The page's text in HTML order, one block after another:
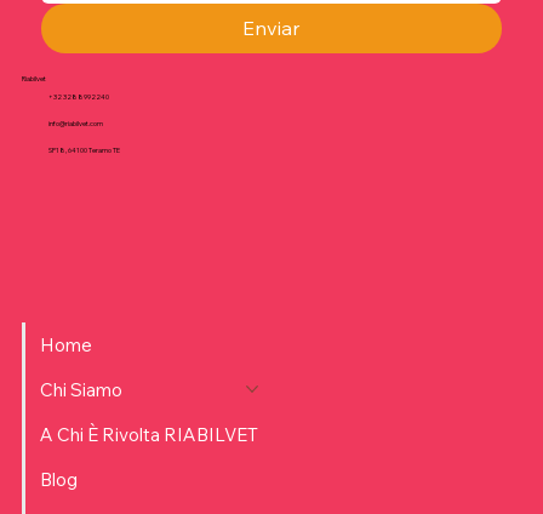
Enviar
Home
Chi Siamo
A Chi È Rivolta RIABILVET
Blog
Riabilvet
+32 3288992240
info@riabilvet.com
SP18, 64100 Teramo TE